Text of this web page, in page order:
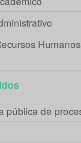
Humanos
pública de